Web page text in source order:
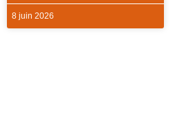
8 juin 2026